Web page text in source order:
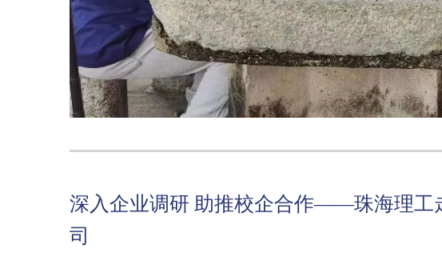
深入企业调研 助推校企合作——珠海理工
司